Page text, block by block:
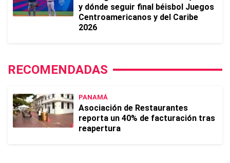
y dónde seguir final béisbol Juegos
Centroamericanos y del Caribe
2026
RECOMENDADAS
PANAMÁ
Asociación de Restaurantes
reporta un 40% de facturación tras
reapertura